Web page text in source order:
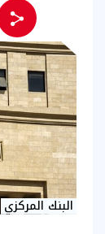
البنك المركزي